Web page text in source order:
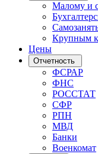
Малому и
Крупным
Цены
Отчетность
ФСРАР
ФНС
РОССТАТ
СФР
РПН
МВД
Банки
Военкомат